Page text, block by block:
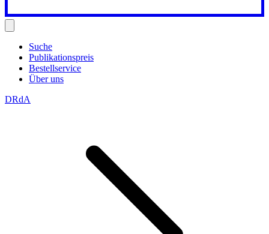
Suche
Publikationspreis
Bestellservice
Über uns
DRdA